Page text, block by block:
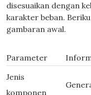
disesuaikan dengan
karakter beban.
gambaran awal.
Parameter
Jenis
komponen